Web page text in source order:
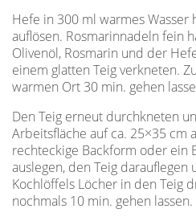
Hefe in 300 ml warmes Wasser
auflösen. Rosmarinnadeln fein
Olivenöl, Rosmarin und der
einem glatten Teig verkneten.
warmen Ort 30 min. gehen
Den Teig erneut durchkneten
Arbeitsfläche auf ca. 25×35 cm
rechteckige Backform oder ein
auslegen, den Teig
Kochlöffels Löcher in den Teig
nochmals 10 min. gehen lassen.